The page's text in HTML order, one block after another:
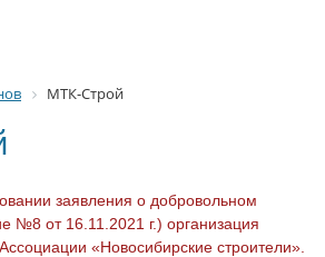
МТК-Строй
заявления о добровольном
№8 от 16.11.2021 г.) организация
«Новосибирские строители».